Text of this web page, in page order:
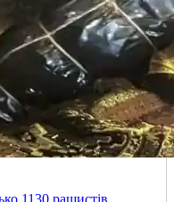
1130 рашистів,